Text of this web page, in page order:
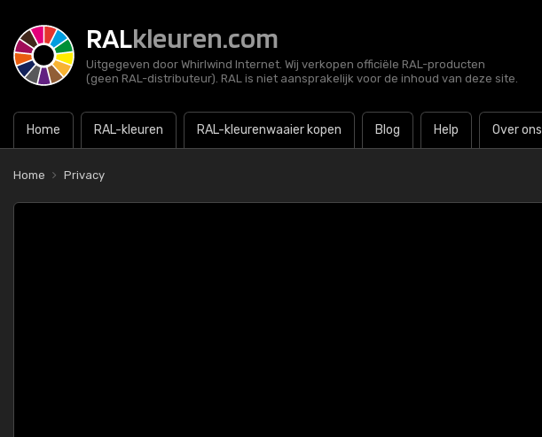
RALkleuren.com
Uitgegeven door Whirlwind Internet. Wij verkopen officiële RAL-producten
(geen RAL-distributeur). RAL is niet aansprakelijk voor de inhoud van deze site.
Home RAL-kleuren RAL-kleurenwaaier kopen Blog Help Over ons
Home Privacy